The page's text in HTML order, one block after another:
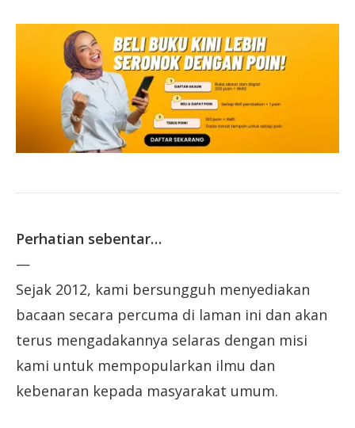
Perhatian sebentar…
—
Sejak 2012, kami bersungguh menyediakan
bacaan secara percuma di laman ini dan akan
terus mengadakannya selaras dengan misi
kami untuk mempopularkan ilmu dan
kebenaran kepada masyarakat umum.